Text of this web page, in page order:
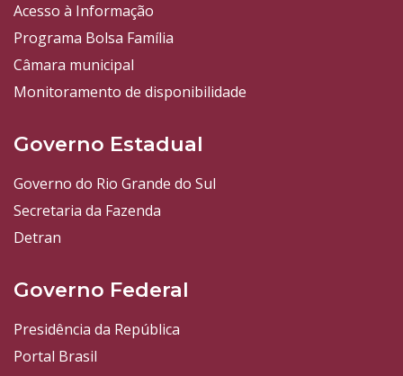
Acesso à Informação
Programa Bolsa Família
Câmara municipal
Monitoramento de disponibilidade
Governo Estadual
Governo do Rio Grande do Sul
Secretaria da Fazenda
Detran
Governo Federal
Presidência da República
Portal Brasil